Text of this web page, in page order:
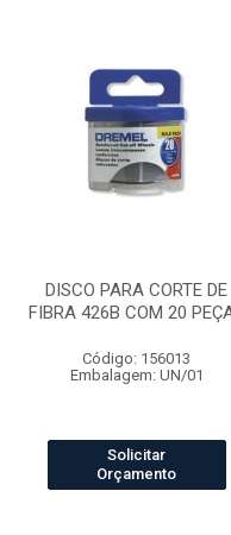
DISCO PARA CORTE DE
FIBRA 426B COM 20
Código: 156013
Embalagem: UN/01
Solicitar
Orçamento